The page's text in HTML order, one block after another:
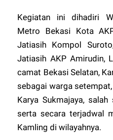
Kegiatan ini dihadiri
Metro Bekasi Kota
Jatiasih Kompol
Jatiasih AKP Amirudin,
camat Bekasi Selatan,
sebagai warga
Karya Sukmajaya,
serta secara terjadwal
Kamling di wilayahnya.